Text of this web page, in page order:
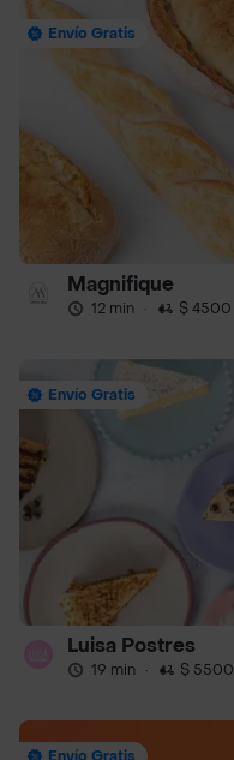
Envío Gratis
Magnifique
12 min · $ 4500
Envío Gratis
Luisa Postres
19 min · $ 5500